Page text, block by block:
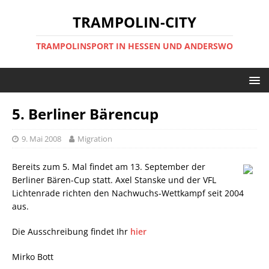
TRAMPOLIN-CITY
TRAMPOLINSPORT IN HESSEN UND ANDERSWO
5. Berliner Bärencup
9. Mai 2008 Migration
Bereits zum 5. Mal findet am 13. September der
Berliner Bären-Cup statt. Axel Stanske und der VFL
Lichtenrade richten den Nachwuchs-Wettkampf seit 2004
aus.
Die Ausschreibung findet Ihr hier
Mirko Bott